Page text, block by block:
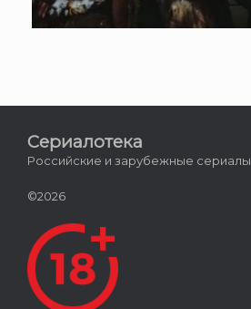
Сериалотека
Российские и зарубежные сериалы
©2026